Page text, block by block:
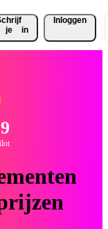
je
in
Inloggen